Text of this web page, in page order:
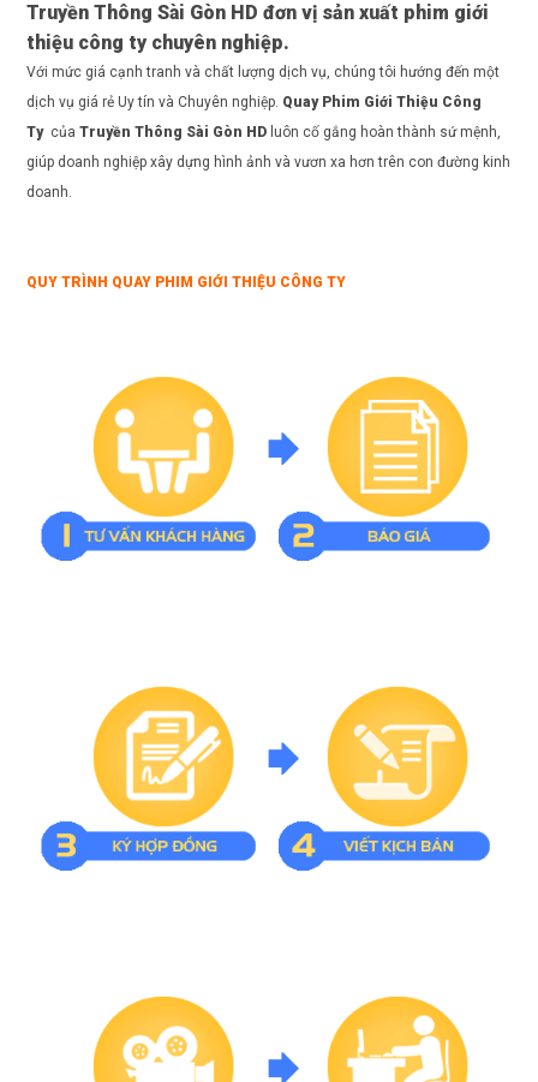
Truyền Thông Sài Gòn HD đơn vị sản xuất phim giới
thiệu công ty chuyên nghiệp.
Với mức giá cạnh tranh và chất lượng dịch vụ, chúng tôi hướng đến một
dịch vụ giá rẻ Uy tín và Chuyên nghiệp. Quay Phim Giới Thiệu Công
Ty củaTruyền Thông Sài Gòn HD luôn cố gắng hoàn thành sứ mệnh,
giúp doanh nghiệp xây dựng hình ảnh và vươn xa hơn trên con đường kinh
doanh.
QUY TRÌNH QUAY PHIM GIỚI THIỆU CÔNG TY